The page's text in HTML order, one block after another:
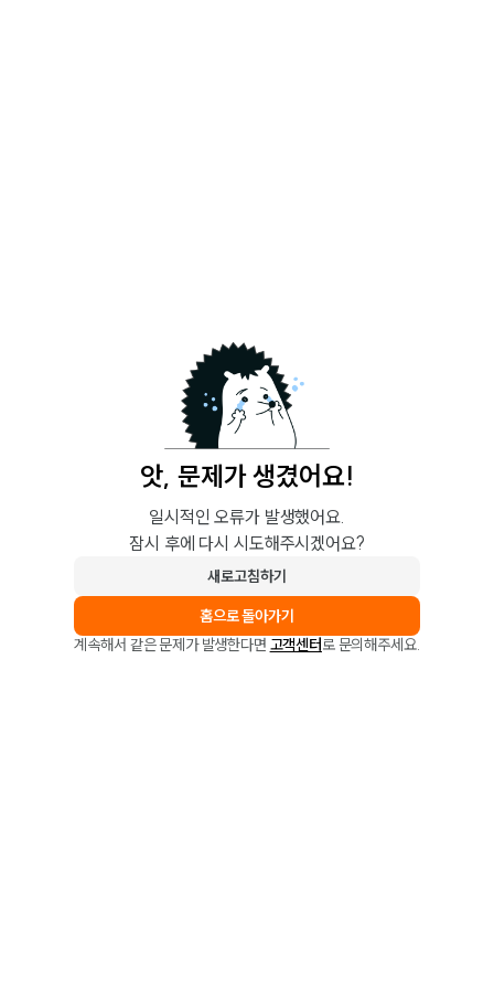
앗, 문제가 생겼어요!
일시적인 오류가 발생했어요.
잠시 후에 다시 시도해주시겠어요?
새로고침하기
홈으로 돌아가기
계속해서 같은 문제가 발생한다면 고객센터로 문의해주세요.